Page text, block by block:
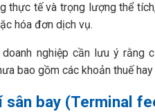
thực tế và trọng lượng thể
hóa đơn dịch vụ.
doanh nghiệp cần lưu ý
bao gồm các khoản thuế
sân bay (Terminal